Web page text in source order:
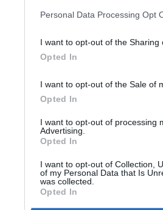
Personal Data Processing Opt
I want to opt-out of the Sharing
Opted In
I want to opt-out of the Sale of
Opted In
I want to opt-out of processing
Advertising.
Opted In
I want to opt-out of Collection,
of my Personal Data that Is
was collected.
Opted In
Últimas noticias
que Madrid no tiene residencia oficial
El Gobierno de Ayuso no puede destinar